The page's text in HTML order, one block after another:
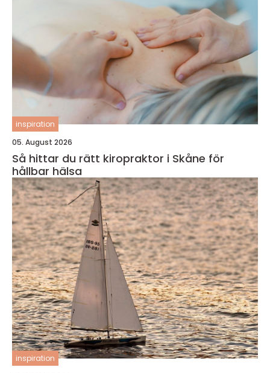
inspiration
05. August 2026
Så hittar du rätt kiropraktor i Skåne för
hållbar hälsa
inspiration